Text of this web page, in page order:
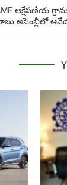
ఆక్షేపణీయ
అసెంబ్లీలో